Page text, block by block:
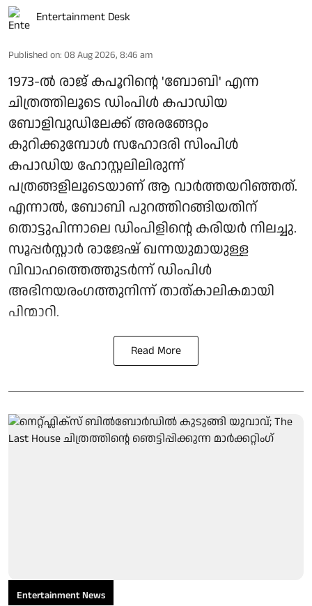
Entertainment Desk
Published on: 08 Aug 2026, 8:46 am
1973-ല്‍ രാജ് കപൂറിന്റെ 'ബോബി' എന്ന
ചിത്രത്തിലൂടെ ഡിംപിള്‍ കപാഡിയ
ബോളിവുഡിലേക്ക് അരങ്ങേറ്റം
കുറിക്കുമ്പോള്‍ സഹോദരി സിംപിള്‍
കപാഡിയ ഹോസ്റ്റലിലിരുന്ന്
പത്രങ്ങളിലൂടെയാണ് ആ വാര്‍ത്തയറിഞ്ഞത്.
എന്നാല്‍, ബോബി പുറത്തിറങ്ങിയതിന്
തൊട്ടുപിന്നാലെ ഡിംപിളിന്റെ കരിയര്‍ നിലച്ചു.
സൂപ്പര്‍സ്റ്റാര്‍ രാജേഷ് ഖന്നയുമായുള്ള
വിവാഹത്തെത്തുടര്‍ന്ന് ഡിംപിള്‍
അഭിനയരംഗത്തുനിന്ന് താത്കാലികമായി
പിന്മാറി.
Read More
Entertainment News